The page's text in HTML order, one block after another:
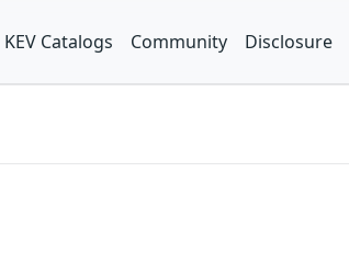
KEV Catalogs Community Disclosure